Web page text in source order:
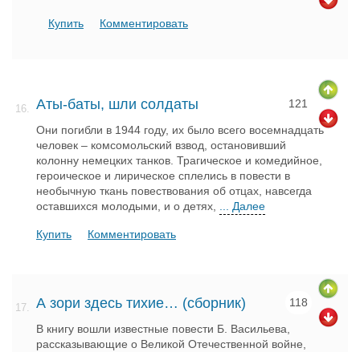
Купить Комментировать
16. Аты-баты, шли солдаты 121
Они погибли в 1944 году, их было всего восемнадцать
человек – комсомольский взвод, остановивший
колонну немецких танков. Трагическое и комедийное,
героическое и лирическое сплелись в повести в
необычную ткань повествования об отцах, навсегда
оставшихся молодыми, и о детях, ... Далее
Купить Комментировать
17. А зори здесь тихие… (сборник) 118
В книгу вошли известные повести Б. Васильева,
рассказывающие о Великой Отечественной войне,